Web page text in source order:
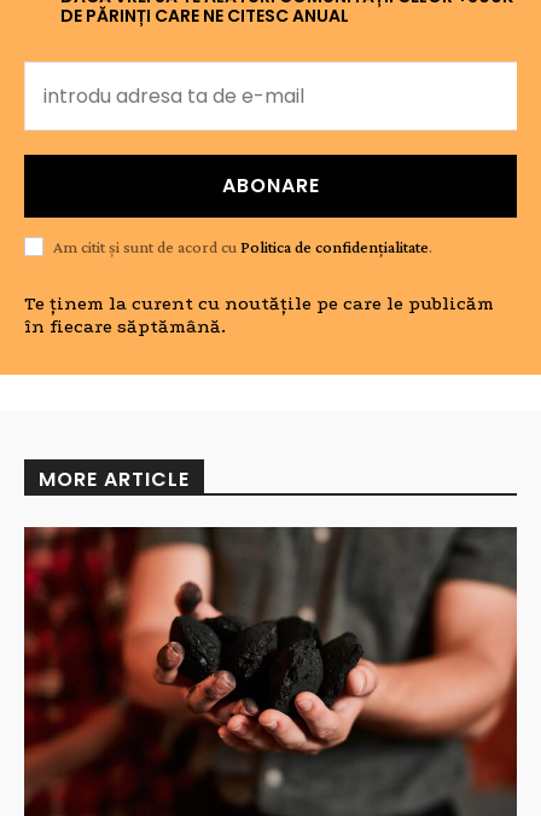
DE PĂRINȚI CARE NE CITESC ANUAL
ABONARE
Am citit și sunt de acord cu Politica de confidențialitate.
Te ținem la curent cu noutățile pe care le publicăm
în fiecare săptămână.
MORE ARTICLE